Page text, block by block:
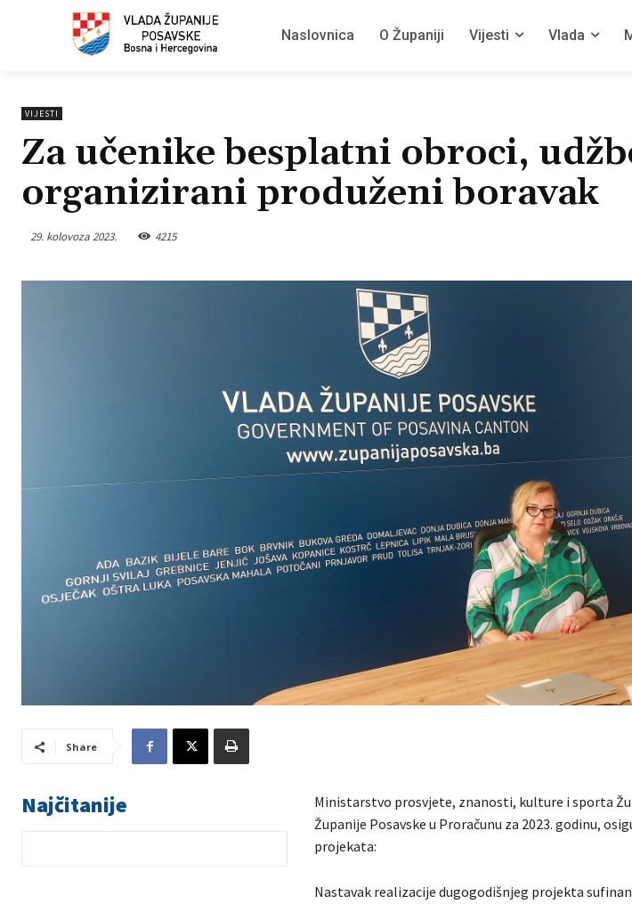
Naslovnica O Županiji Vijesti Vlada
VIJESTI
Za učenike besplatni obroci,
organizirani produženi boravak
29. kolovoza 2023. 4215
Share
Najčitanije
Ministarstvo prosvjete, znanosti, kulture i sporta
Županije Posavske u Proračunu za 2023. godinu,
projekata:
Nastavak realizacije dugogodišnjeg projekta